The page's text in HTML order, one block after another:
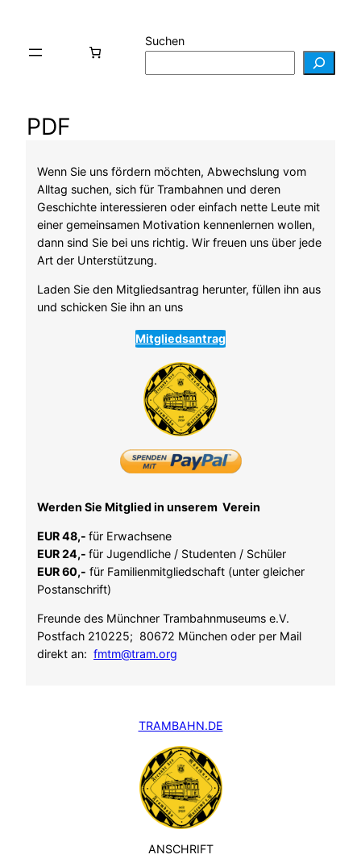
Suchen
PDF
Wenn Sie uns fördern möchten, Abwechslung vom
Alltag suchen, sich für Trambahnen und deren
Geschichte interessieren oder einfach nette Leute mit
einer gemeinsamen Motivation kennenlernen wollen,
dann sind Sie bei uns richtig. Wir freuen uns über jede
Art der Unterstützung.
Laden Sie den Mitgliedsantrag herunter, füllen ihn aus
und schicken Sie ihn an uns
Mitgliedsantrag
Werden Sie Mitglied in unserem Verein
EUR 48,- für Erwachsene
EUR 24,- für Jugendliche / Studenten / Schüler
EUR 60,- für Familienmitgliedschaft (unter gleicher
Postanschrift)
Freunde des Münchner Trambahnmuseums e.V.
Postfach 210225; 80672 München oder per Mail
direkt an: fmtm@tram.org
TRAMBAHN.DE
ANSCHRIFT